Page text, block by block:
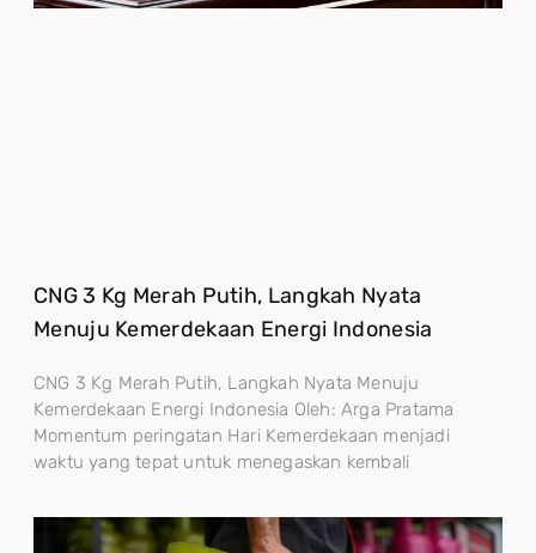
CNG 3 Kg Merah Putih, Langkah Nyata
Menuju Kemerdekaan Energi Indonesia
CNG 3 Kg Merah Putih, Langkah Nyata Menuju
Kemerdekaan Energi Indonesia Oleh: Arga Pratama
Momentum peringatan Hari Kemerdekaan menjadi
waktu yang tepat untuk menegaskan kembali